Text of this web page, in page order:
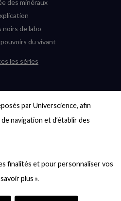
par Universcience, afin
navigation et d’établir des
finalités et pour personnaliser vos
des minéraux
noirs de labo
du vivant
les séries
et pas de « Terre »
en vue ?
les cryptos ?
et politique : la
vote équitable